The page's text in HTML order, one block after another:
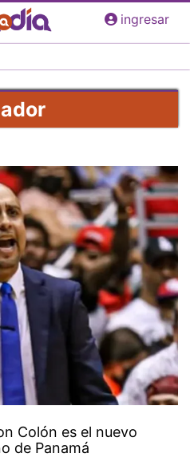
Pasar
al
principal
ingresar
Colón es el nuevo
de Panamá